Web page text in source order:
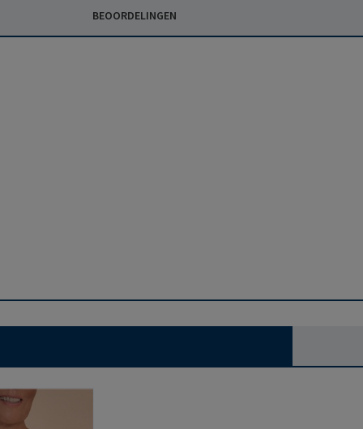
BEOORDELINGEN